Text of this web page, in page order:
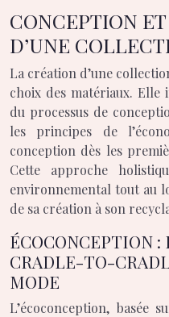
CONCEPTION
D’UNE
La création d’une
choix des matériaux.
du processus de
les principes de
conception dès les
Cette approche
environnemental tout au
de sa création à son
ÉCOCONCEPTION :
CRADLE-TO-
MODE
L’écoconception, basée